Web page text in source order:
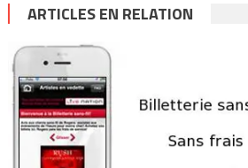
ARTICLES EN RELATION